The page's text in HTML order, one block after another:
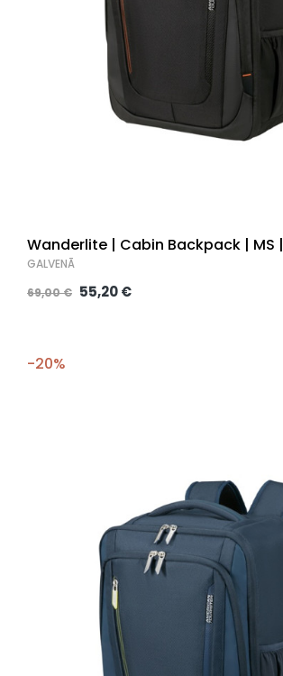
Wanderlite | Cabin Backpack | MS |
GALVENĀ
69,00 € 55,20 €
-20%